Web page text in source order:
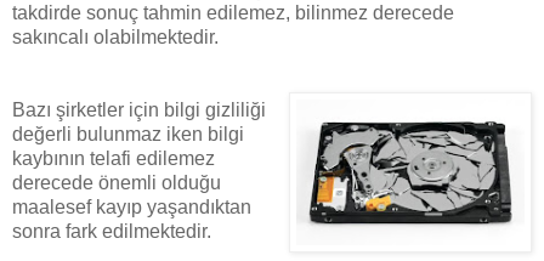
takdirde sonuç tahmin edilemez, bilinmez derecede
sakıncalı olabilmektedir.
Bazı şirketler için bilgi gizliliği
değerli bulunmaz iken bilgi
kaybının telafi edilemez
derecede önemli olduğu
maalesef kayıp yaşandıktan
sonra fark edilmektedir.